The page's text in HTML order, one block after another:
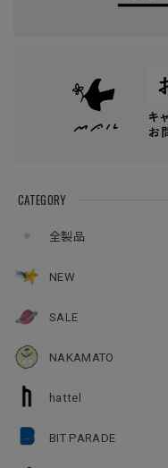
CATEGORY
全製品
NEW
SALE
NAKAMATO
hattel
BIT PARADE